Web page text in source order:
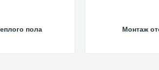
пола Монтаж